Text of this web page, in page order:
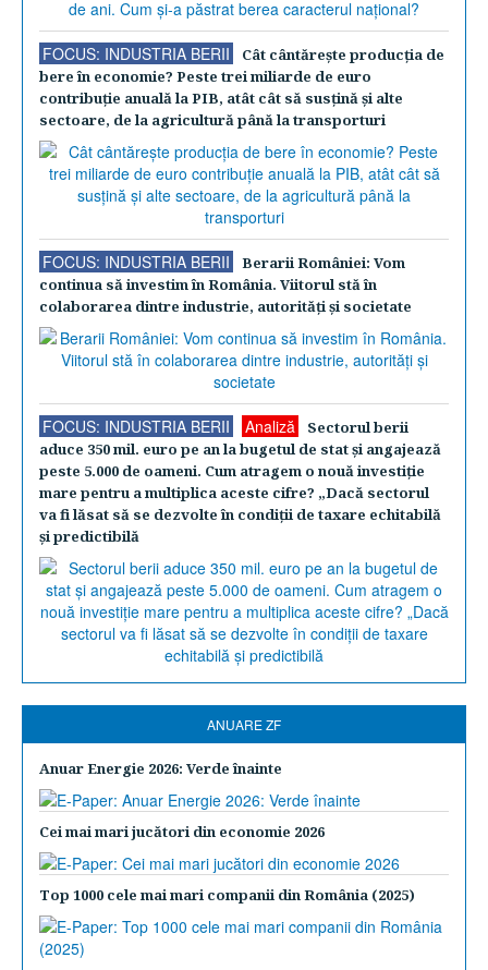
FOCUS: INDUSTRIA BERII
Cât cântăreşte producţia de
bere în economie? Peste trei miliarde de euro
contribuţie anuală la PIB, atât cât să susţină şi alte
sectoare, de la agricultură până la transporturi
FOCUS: INDUSTRIA BERII
Berarii României: Vom
continua să investim în România. Viitorul stă în
colaborarea dintre industrie, autorităţi şi societate
FOCUS: INDUSTRIA BERII Analiză
Sectorul berii
aduce 350 mil. euro pe an la bugetul de stat şi angajează
peste 5.000 de oameni. Cum atragem o nouă investiţie
mare pentru a multiplica aceste cifre? „Dacă sectorul
va fi lăsat să se dezvolte în condiţii de taxare echitabilă
şi predictibilă
ANUARE ZF
Anuar Energie 2026: Verde înainte
Cei mai mari jucători din economie 2026
Top 1000 cele mai mari companii din România (2025)